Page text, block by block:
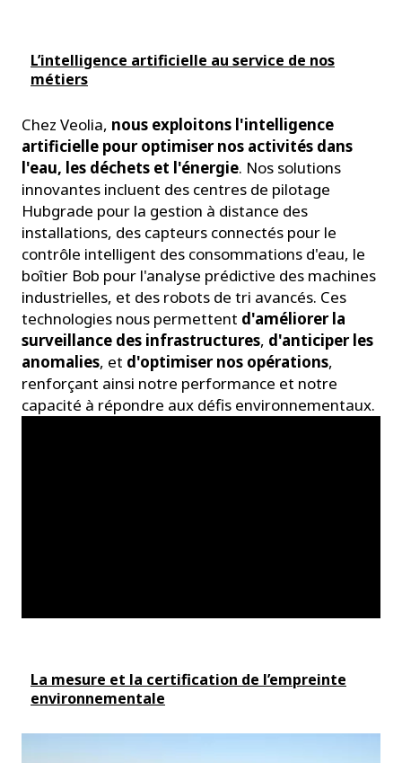
L’intelligence artificielle au service de nos
métiers
Chez Veolia, nous exploitons l'intelligence
artificielle pour optimiser nos activités dans
l'eau, les déchets et l'énergie. Nos solutions
innovantes incluent des centres de pilotage
Hubgrade pour la gestion à distance des
installations, des capteurs connectés pour le
contrôle intelligent des consommations d'eau, le
boîtier Bob pour l'analyse prédictive des machines
industrielles, et des robots de tri avancés. Ces
technologies nous permettent d'améliorer la
surveillance des infrastructures, d'anticiper les
anomalies, et d'optimiser nos opérations,
renforçant ainsi notre performance et notre
capacité à répondre aux défis environnementaux.
La mesure et la certification de l’empreinte
environnementale